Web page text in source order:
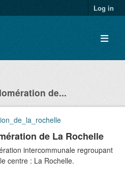
Log in
de...
de La Rochelle
intercommunale regroupant
centre : La Rochelle.